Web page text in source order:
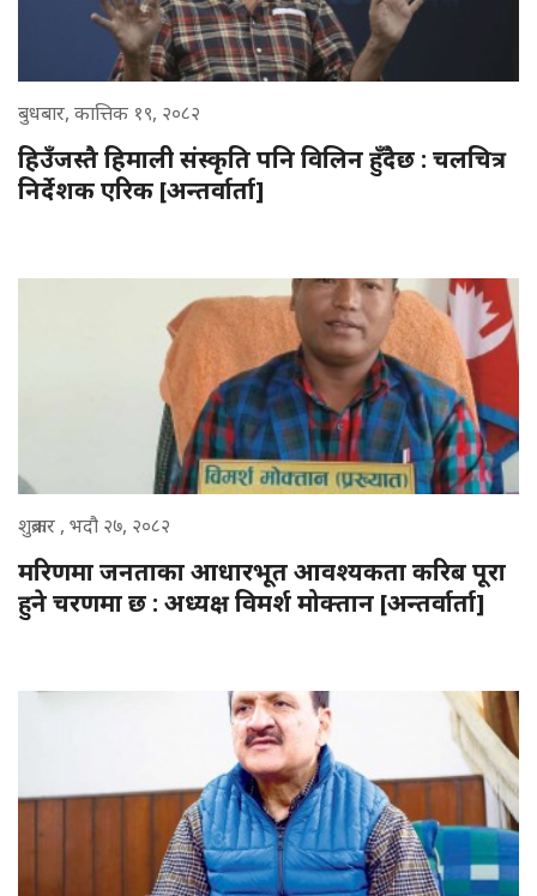
बुधबार, कात्तिक १९, २०८२
हिउँजस्तै हिमाली संस्कृति पनि विलिन हुँदैछ : चलचित्र
निर्देशक एरिक [अन्तर्वार्ता]
शुक्रबार , भदौ २७, २०८२
मरिणमा जनताका आधारभूत आवश्यकता करिब पूरा
हुने चरणमा छ : अध्यक्ष विमर्श मोक्तान [अन्तर्वार्ता]